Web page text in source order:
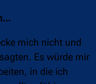
mich nicht und
Es würde mir
in die ich